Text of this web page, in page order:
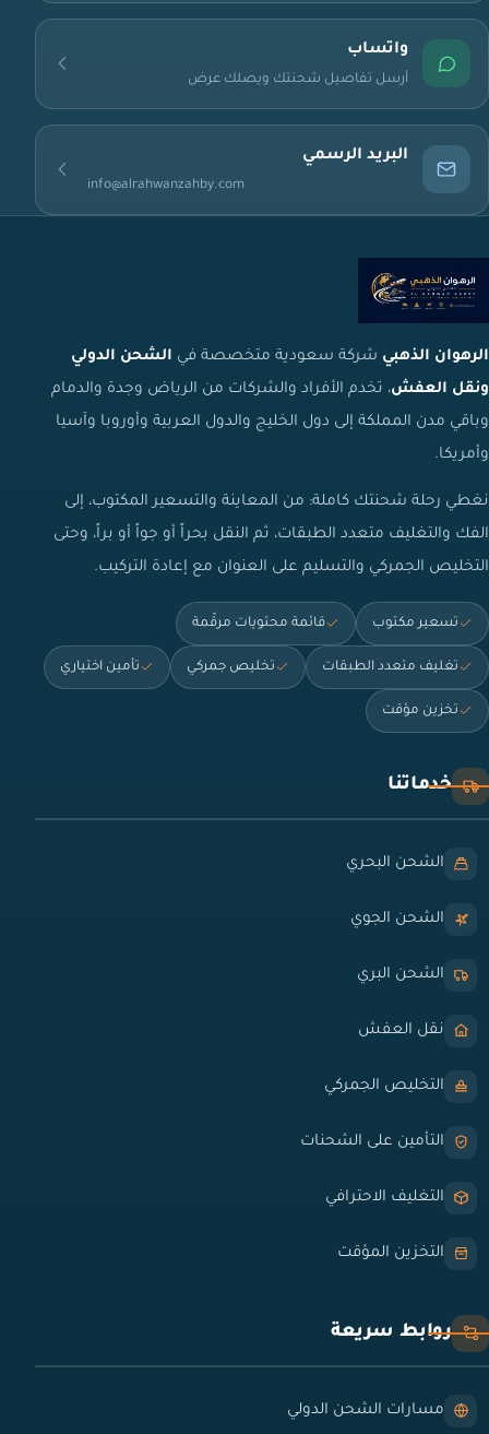
واتساب
أرسل تفاصيل شحنتك ويصلك عرض
البريد الرسمي
info@alrahwanzahby.com
الرهوان الذهبي شركة سعودية متخصصة في الشحن الدولي
ونقل العفش، تخدم الأفراد والشركات من الرياض وجدة والدمام
وباقي مدن المملكة إلى دول الخليج والدول العربية وأوروبا وآسيا
وأمريكا.
نغطي رحلة شحنتك كاملة: من المعاينة والتسعير المكتوب، إلى
الفك والتغليف متعدد الطبقات، ثم النقل بحراً أو جواً أو براً، وحتى
التخليص الجمركي والتسليم على العنوان مع إعادة التركيب.
تسعير مكتوب قائمة محتويات مرقّمة
تغليف متعدد الطبقات تخليص جمركي تأمين اختياري
تخزين مؤقت
خدماتنا
الشحن البحري
الشحن الجوي
الشحن البري
نقل العفش
التخليص الجمركي
التأمين على الشحنات
التغليف الاحترافي
التخزين المؤقت
روابط سريعة
مسارات الشحن الدولي